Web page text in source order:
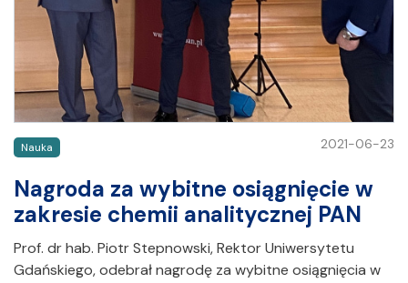
Nauka 2021-06-23
Nagroda za wybitne osiągnięcie w
zakresie chemii analitycznej PAN
Prof. dr hab. Piotr Stepnowski, Rektor Uniwersytetu
Gdańskiego, odebrał nagrodę za wybitne osiągnięcia w